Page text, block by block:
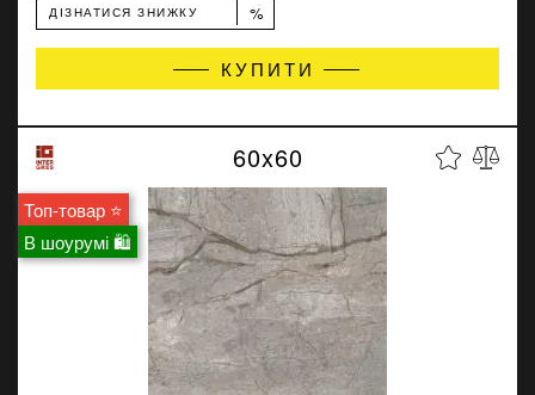
ДІЗНАТИСЯ ЗНИЖКУ %
КУПИТИ
Топ-товар ⭐
В шоурумі 🛍
60x60